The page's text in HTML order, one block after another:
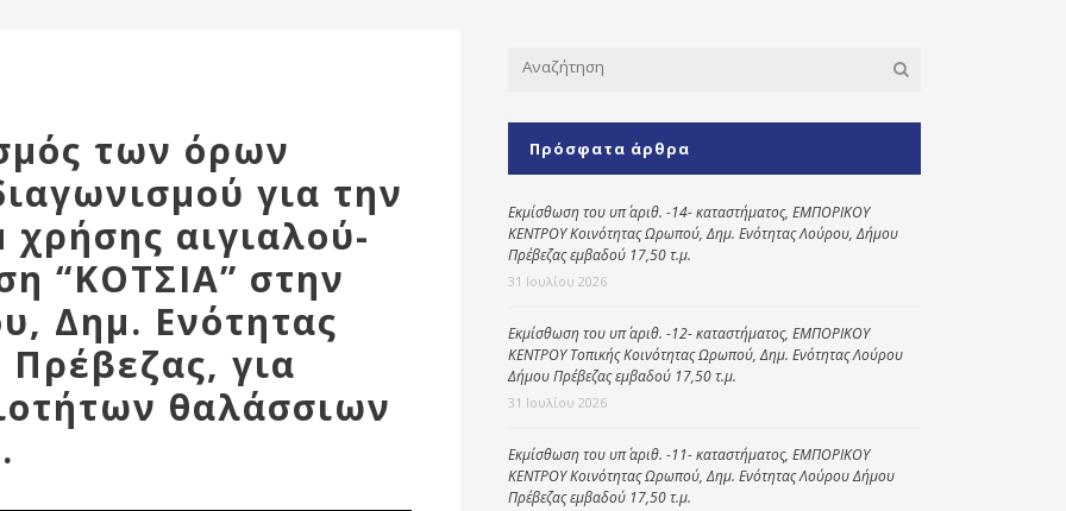
Γραφείο εσόδων
Παιδικοί σταθμοί
Πολιτική
προστασία
Κοινωνικό
Kοινωνικό
φαρμακείο
Πρόγραμμα
“Βοήθεια στο σπίτι”
Κέντρο Ημερήσιας
Ηλικιωμένων
(Κ.Η.Φ.Η.) Πρέβεζας
των όρων
για την
αιγιαλού-
“ΚΟΤΣΙΑ” στην
Δημ. Ενότητας
για
θαλάσσιων
Πρόσφατα άρθρα
Εκμίσθωση του υπ΄ αριθ. -14- καταστήματος, ΕΜΠΟΡΙΚΟΥ
ΚΕΝΤΡΟΥ Κοινότητας Ωρωπού, Δημ. Ενότητας Λούρου, Δήμου
Πρέβεζας εμβαδού 17,50 τ.μ.
31 Ιουλίου 2026
Εκμίσθωση του υπ΄ αριθ. -12- καταστήματος, ΕΜΠΟΡΙΚΟΥ
ΚΕΝΤΡΟΥ Τοπικής Κοινότητας Ωρωπού, Δημ. Ενότητας Λούρου
Δήμου Πρέβεζας εμβαδού 17,50 τ.μ.
31 Ιουλίου 2026
Εκμίσθωση του υπ΄ αριθ. -11- καταστήματος, ΕΜΠΟΡΙΚΟΥ
ΚΕΝΤΡΟΥ Κοινότητας Ωρωπού, Δημ. Ενότητας Λούρου Δήμου
Πρέβεζας εμβαδού 17,50 τ.μ.